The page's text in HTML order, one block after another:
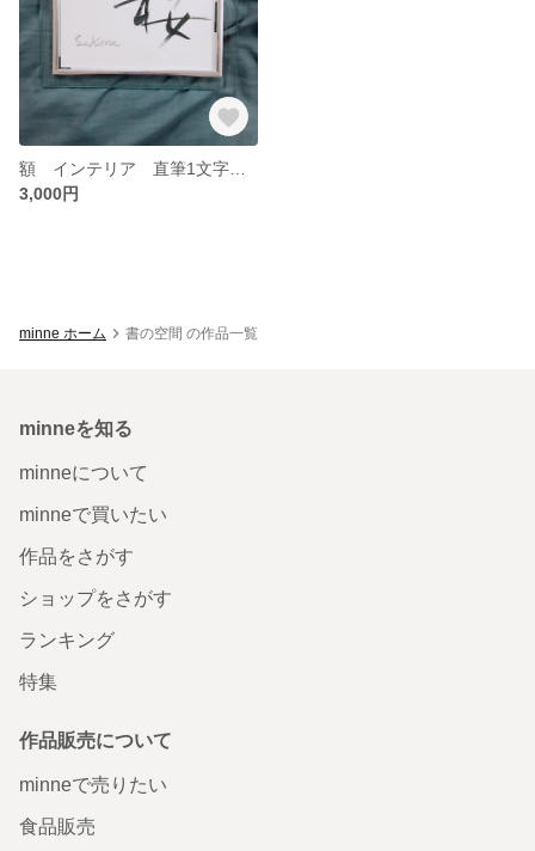
3,000円
minne ホーム 書の空間 の作品一覧
minneを知る
minneについて
minneで買いたい
作品をさがす
ショップをさがす
ランキング
特集
作品販売について
minneで売りたい
食品販売